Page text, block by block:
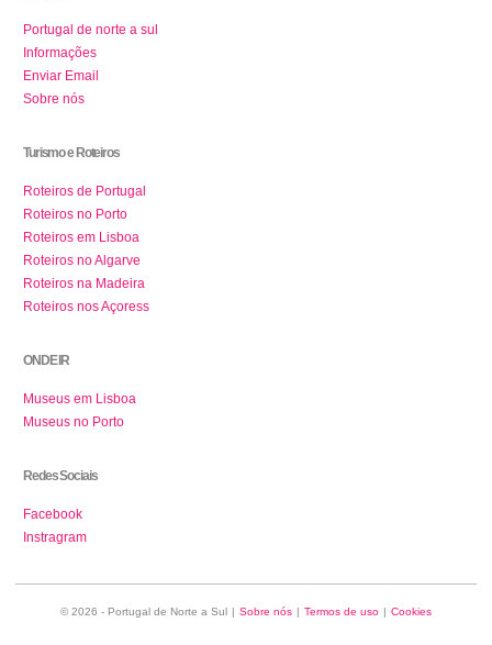
Portugal de norte a sul
Informações
Enviar Email
Sobre nós
Turismo e Roteiros
Roteiros de Portugal
Roteiros no Porto
Roteiros em Lisboa
Roteiros no Algarve
Roteiros na Madeira
Roteiros nos Açoress
ONDE IR
Museus em Lisboa
Museus no Porto
Redes Sociais
Facebook
Instragram
© 2026 - Portugal de Norte a Sul | Sobre nós | Termos de uso | Cookies